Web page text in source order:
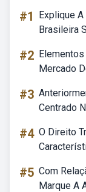
#1
Explique
Brasileira
#2
Mercado
#3
Centrado
#4 O Direito
#5 Com
Marque A